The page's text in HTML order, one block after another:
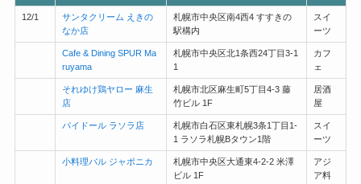
12/1
サンタクリーム えきの
なか店
札幌市中央区南4西4 すすきの
駅構内
スイ
ーツ
Cafe & Dining SPUR Ma
ruyama
札幌市中央区北1条西24丁目3-1
1
カフ
ェ
それゆけ鶏ヤロー 麻生
店
札幌市北区麻生町5丁目4-3 藤
竹ビル 1F
居酒
屋
パイドール ラソラ店
札幌市白石区東札幌3条1丁目1-
1 ラソラ札幌Bタウン1階
スイ
ーツ
小料理バル ジャポニカ
札幌市中央区大通東4-2-2 米澤
ビル 1F
アジ
ア料